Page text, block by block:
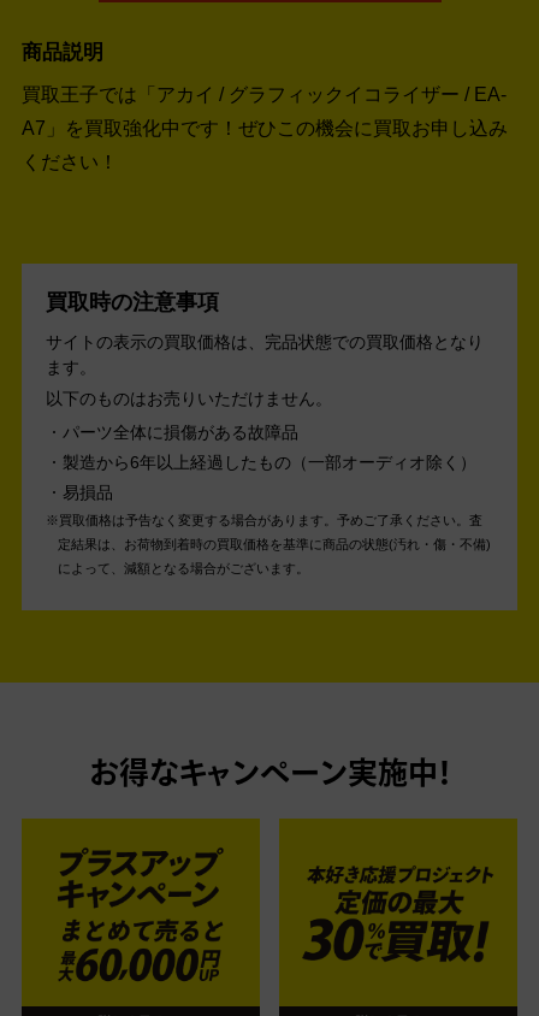
商品説明
買取王子では「アカイ / グラフィックイコライザー / EA-
A7」を買取強化中です！ ぜひこの機会に買取お申し込み
ください！
買取時の注意事項
サイトの表示の買取価格は、完品状態での買取価格となり
ます。
以下のものはお売りいただけません。
パーツ全体に損傷がある故障品
製造から6年以上経過したもの（一部オーディオ除く）
易損品
買取価格は予告なく変更する場合があります。予めご了承ください。 査
定結果は、お荷物到着時の買取価格を基準に商品の状態(汚れ・傷・不備)
によって、減額となる場合がございます。
お得なキャンペーン実施中！